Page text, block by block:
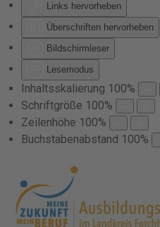
Links hervorheben
Überschriften hervorheben
Bildschirmleser
Lesemodus
Inhaltsskalierung 100%
Schriftgröße 100%
Zeilenhöhe 100%
Buchstabenabstand 100%